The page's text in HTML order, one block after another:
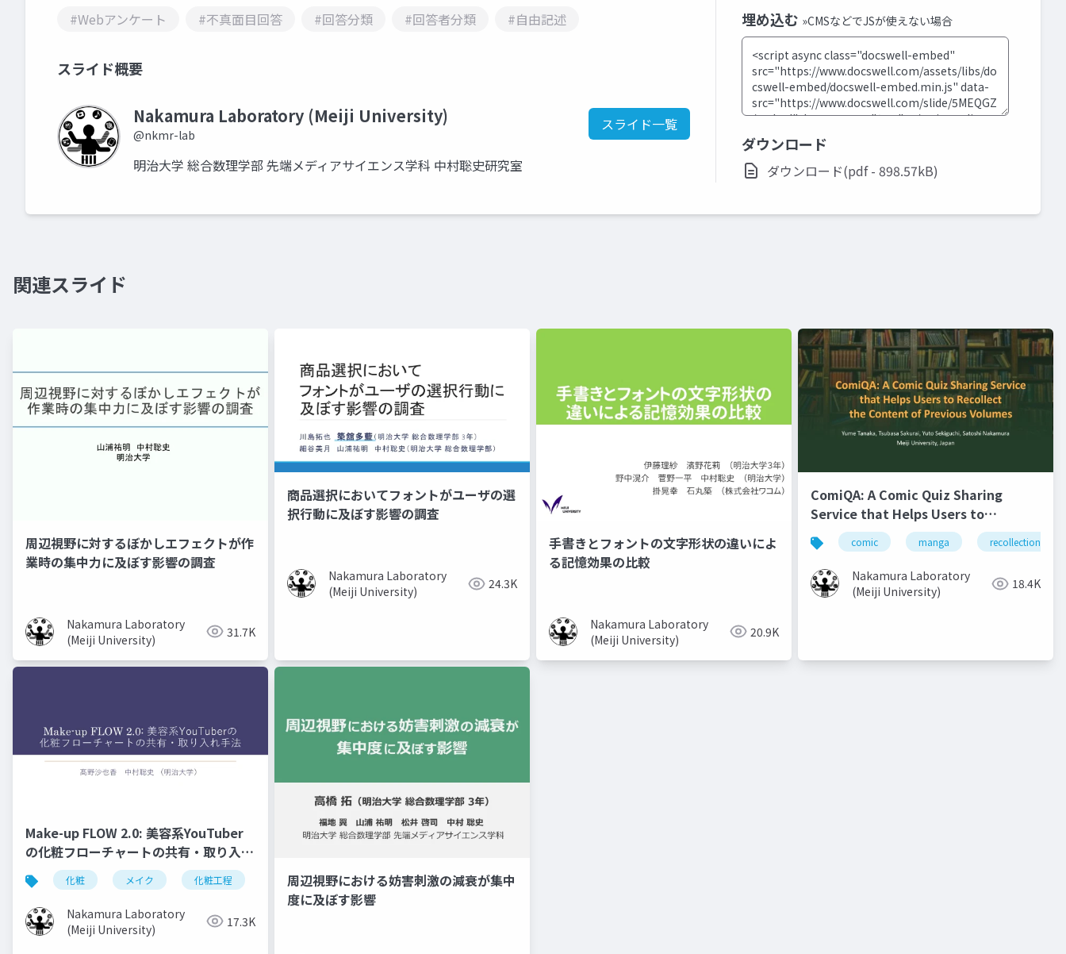
#Webアンケート #不真面目回答 #回答分類 #回答者分類 #自由記述
スライド概要
Nakamura Laboratory (Meiji University)
@nkmr-lab
スライド一覧
明治大学 総合数理学部 先端メディアサイエンス学科 中村聡史研究室
埋め込む »CMSなどでJSが使えない場合
ダウンロード
ダウンロード(pdf - 898.57kB)
関連スライド
周辺視野に対するぼかしエフェクトが作
業時の集中力に及ぼす影響の調査
Nakamura Laboratory
(Meiji University)
31.7K
商品選択においてフォントがユーザの選
択行動に及ぼす影響の調査
Nakamura Laboratory
(Meiji University)
24.3K
手書きとフォントの文字形状の違いによ
る記憶効果の比較
Nakamura Laboratory
(Meiji University)
20.9K
ComiQA: A Comic Quiz Sharing
Service that Helps Users to
Recollect the Content of Previous
Volumes
comic manga recollection
Nakamura Laboratory
(Meiji University)
18.4K
Make-up FLOW 2.0: 美容系YouTuber
の化粧フローチャートの共有・取り入れ
手法
化粧 メイク 化粧工程 フローチャート 美容系youtuber 取り入れ
Nakamura Laboratory
(Meiji University)
17.3K
周辺視野における妨害刺激の減衰が集中
度に及ぼす影響